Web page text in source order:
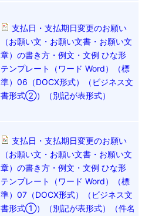
支払日・支払期日変更のお願い
（お願い文・お願い文書・お願い文
章）の書き方・例文・文例 ひな形
テンプレート（ワード Word）（標
準）06（DOCX形式）（ビジネス文
書形式②）（別記が表形式）
支払日・支払期日変更のお願い
（お願い文・お願い文書・お願い文
章）の書き方・例文・文例 ひな形
テンプレート（ワード Word）（標
準）07（DOCX形式）（ビジネス文
書形式①）（別記が表形式）（件名